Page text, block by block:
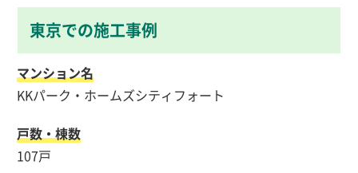
東京での施工事例
マンション名
KKパーク・ホームズシティフォート
戸数・棟数
107戸